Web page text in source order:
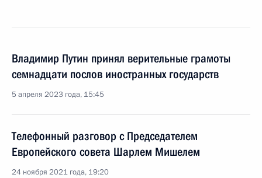
Владимир Путин принял верительные грамоты
семнадцати послов иностранных государств
5 апреля 2023 года, 15:45
Телефонный разговор с Председателем
Европейского совета Шарлем Мишелем
24 ноября 2021 года, 19:20